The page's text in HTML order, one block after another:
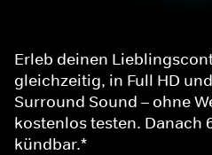
Erleb deinen
gleichzeitig, in Full HD
Surround Sound – ohne
kostenlos testen. Danach
kündbar.*